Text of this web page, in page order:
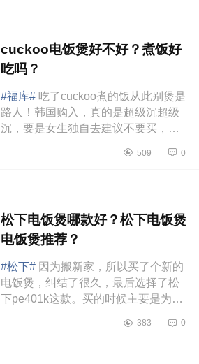
cuckoo电饭煲好不好？煮饭好
吃吗？
#福库# 吃了cuckoo煮的饭从此别煲是
路人！韩国购入，真的是超级沉超级
沉，要是女生独自去建议不要买，会
是被太阳的后裔国民老公迷住了...
509 0
松下电饭煲哪款好？松下电饭煲
电饭煲推荐？
#松下# 因为搬新家，所以买了个新的
电饭煲，纠结了很久，最后选择了松
下pe401k这款。买的时候主要是为了
煮饭特别好吃，于是买回来兴冲...
383 0